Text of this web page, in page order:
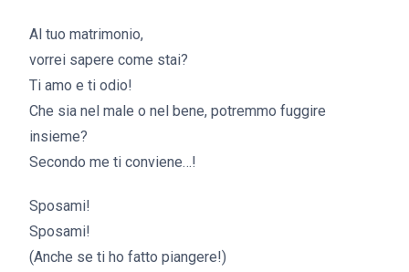
Al tuo matrimonio,
vorrei sapere come stai?
Ti amo e ti odio!
Che sia nel male o nel bene, potremmo fuggire
insieme?
Secondo me ti conviene…!
Sposami!
Sposami!
(Anche se ti ho fatto piangere!)